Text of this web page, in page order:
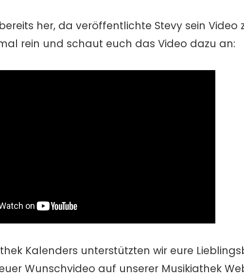
her, da veröffentlichte Stevy sein Video
rein und schaut euch das Video dazu an:
Kalenders unterstützten wir eure
Wunschvideo auf unserer Musikiathek